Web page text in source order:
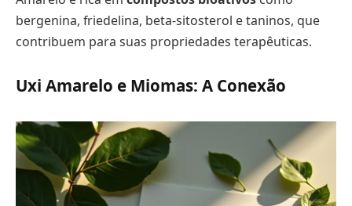
bergenina, friedelina, beta-sitosterol e taninos, que
contribuem para suas propriedades terapêuticas.
Uxi Amarelo e Miomas: A Conexão